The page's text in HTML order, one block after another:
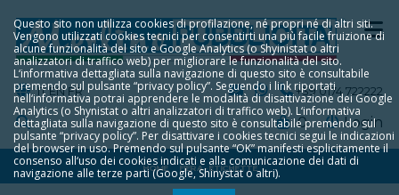
Questo sito non utilizza cookies di profilazione, né propri né di altri siti.
Vengono utilizzati cookies tecnici per consentirti una più facile fruizione di
alcune funzionalità del sito e Google Analytics (o Shyinistat o altri
analizzatori di traffico web) per migliorare le funzionalità del sito.
L‘informativa dettagliata sulla navigazione di questo sito è consultabile
premendo sul pulsante “privacy policy”. Seguendo i link riportati
nell‘informativa potrai apprendere le modalità di disattivazione dei Google
Analytics (o Shynistat o altri analizzatori di traffico web). L‘informativa
dettagliata sulla navigazione di questo sito è consultabile premendo sul
pulsante “privacy policy”. Per disattivare i cookies tecnici segui le indicazioni
del browser in uso. Premendo sul pulsante “OK” manifesti esplicitamente il
consenso all‘uso dei cookies indicati e alla comunicazione dei dati di
navigazione alle terze parti (Google, Shinystat o altri).
IT EN FR +39 0174 722222
Login
0
HOME FIERA - ETICHETTE